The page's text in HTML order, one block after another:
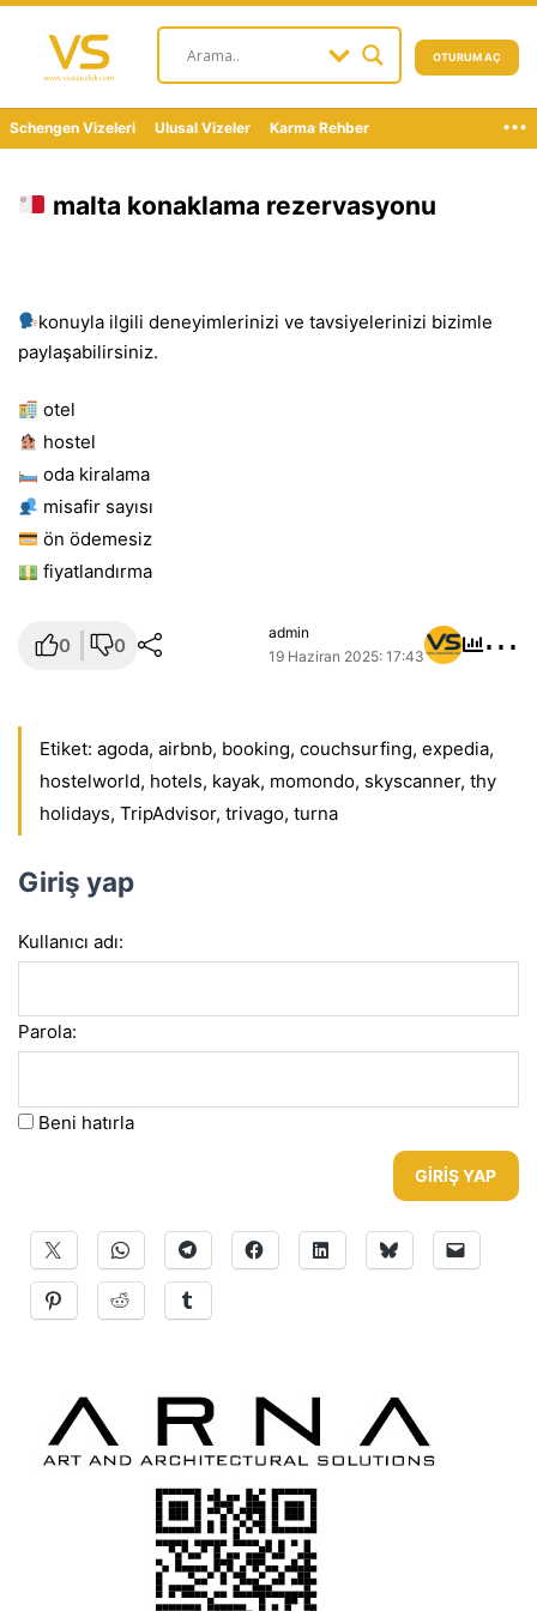
OTURUM AÇ
Schengen Vizeleri Ulusal Vizeler Karma Rehber ...
malta konaklama rezervasyonu
konuyla ilgili deneyimlerinizi ve tavsiyelerinizi bizimle
paylaşabilirsiniz.
otel
hostel
oda kiralama
misafir sayısı
ön ödemesiz
fiyatlandırma
0 0
admin
19 Haziran 2025: 17:43
⋯
Etiket: agoda, airbnb, booking, couchsurfing, expedia,
hostelworld, hotels, kayak, momondo, skyscanner, thy
holidays, TripAdvisor, trivago, turna
Giriş yap
Kullanıcı adı:
Parola:
Beni hatırla
GIRIŞ YAP